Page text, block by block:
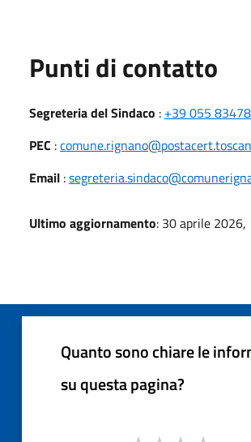
Punti di contatto
Segreteria del Sindaco : +39 055
PEC :
Email :
Ultimo aggiornamento: 30 aprile 2026,
Quanto sono chiare le
su questa pagina?